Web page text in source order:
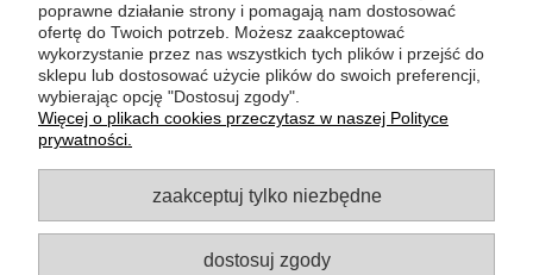
GWARANCJA I ZWROTY
O FIRMIE
Potrzebujesz pomocy? Zapraszamy do
kontaktu!
+48 795 051 585
sklep@szpejownia.com
poprawne działanie strony i pomagają nam dostosować
ofertę do Twoich potrzeb. Możesz zaakceptować
wykorzystanie przez nas wszystkich tych plików i przejść do
sklepu lub dostosować użycie plików do swoich preferencji,
wybierając opcję "Dostosuj zgody".
Więcej o plikach cookies przeczytasz w naszej Polityce
prywatności.
zaakceptuj tylko niezbędne
dostosuj zgody